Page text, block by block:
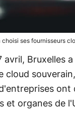
choisi ses fournisseurs
avril, Bruxelles
cloud
et organes de